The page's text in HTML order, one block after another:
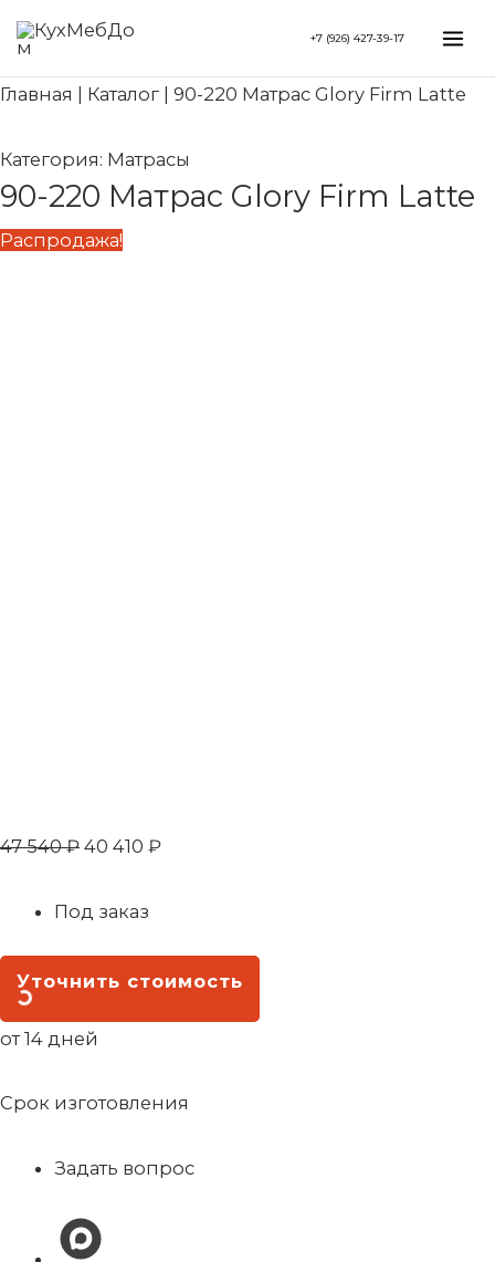
Перейти
содержимому
+7 (926) 427-39-17
Главная Каталог 90-220 Матрас Glory Firm Latte
Категория: Матрасы
90-220 Матрас Glory Firm Latte
Распродажа!
47 540₽
Первоначальная
составляла
540 ₽.
40 410 ₽
40
Под заказ
Уточнить стоимость
от 14 дней
Срок изготовления
Задать вопрос
Search...